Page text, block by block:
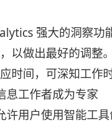
强大的洞察功
以做出最好的调整
时间，可深知工作
息工作者成为专家
许用户使用智能工